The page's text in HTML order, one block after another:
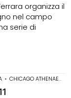
organizza il
nel campo
serie di
• CHICAGO ATHENAEUM